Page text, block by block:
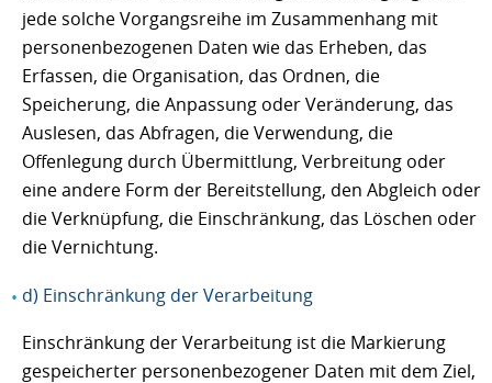
jede solche Vorgangsreihe im Zusammenhang mit
personenbezogenen Daten wie das Erheben, das
Erfassen, die Organisation, das Ordnen, die
Speicherung, die Anpassung oder Veränderung, das
Auslesen, das Abfragen, die Verwendung, die
Offenlegung durch Übermittlung, Verbreitung oder
eine andere Form der Bereitstellung, den Abgleich oder
die Verknüpfung, die Einschränkung, das Löschen oder
die Vernichtung.
d) Einschränkung der Verarbeitung
Einschränkung der Verarbeitung ist die Markierung
gespeicherter personenbezogener Daten mit dem Ziel,